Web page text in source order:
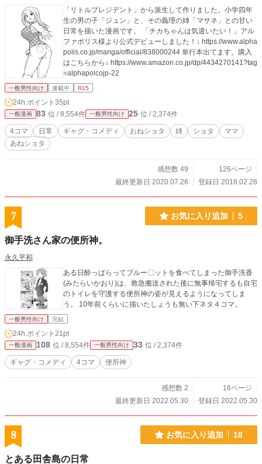
「リトルプレジデント」から派生して作りました。小学四年
生の男の子「ジュン」と、その義理の姉「マサネ」との甘い
日常を描いた漫画です。 「チカちゃんは気遣いたい！」アル
ファポリス様より公式デビューしました！↓ https://www.alpha
polis.co.jp/manga/official/838000244 単行本出てます。購入
はこちらから↓ https://www.amazon.co.jp/dp/4434270141?tag
=alphapolcojp-22
一般男性向け 連載中 R15
24h.ポイント 35pt
一般漫画 83 位 / 8,554件 一般男性向け 25 位 / 2,374件
4コマ 日常 ギャグ・コメディ おねショタ 姉 ショタ
ママ
あねショタ
感想数 49
126ページ
最終更新日 2020.07.26
登録日 2018.02.28
7 お気に入り追加 5
御手洗さん家の便所神。
永久平和
ある日酔っぱらってブルー〇ットを食べてしまった御手洗香
(みたらいかおり)は、救急搬送された後に無事帰宅するも自宅
のトイレを守護する便所神の姿が見えるようになってしま
う。 10年前くらいに描いたしょうも無い下ネタ４コマ。
一般男性向け 完結
24h.ポイント 21pt
一般漫画 108 位 / 8,554件 一般男性向け 33 位 / 2,374件
ギャグ・コメディ 4コマ 便所神
感想数 2
16ページ
最終更新日 2022.05.30
登録日 2022.05.30
8 お気に入り追加 18
とある田舎島の日常